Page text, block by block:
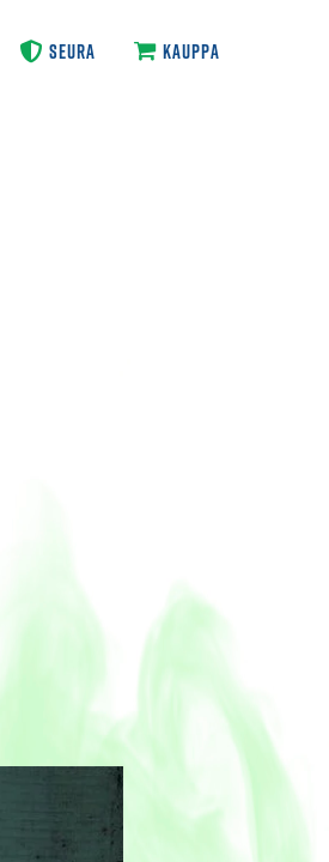
SEURA KAUPPA